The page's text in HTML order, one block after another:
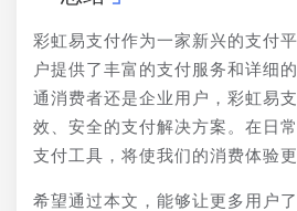
彩虹易支付作为一家新兴的支付
户提供了丰富的支付服务和详细
通消费者还是企业用户，彩虹易
效、安全的支付解决方案。在日
支付工具，将使我们的消费体验
希望通过本文，能够让更多用户